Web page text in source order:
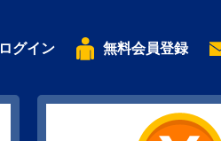
ログイン 無料会員登録